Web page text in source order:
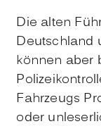
Die alten
Deutschland
können aber
Fahrzeugs
oder